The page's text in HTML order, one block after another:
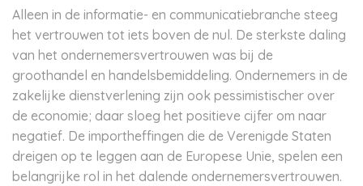
Alleen in de informatie- en communicatiebranche steeg
het vertrouwen tot iets boven de nul. De sterkste daling
van het ondernemersvertrouwen was bij de
groothandel en handelsbemiddeling. Ondernemers in de
zakelijke dienstverlening zijn ook pessimistischer over
de economie; daar sloeg het positieve cijfer om naar
negatief. De importheffingen die de Verenigde Staten
dreigen op te leggen aan de Europese Unie, spelen een
belangrijke rol in het dalende ondernemersvertrouwen.